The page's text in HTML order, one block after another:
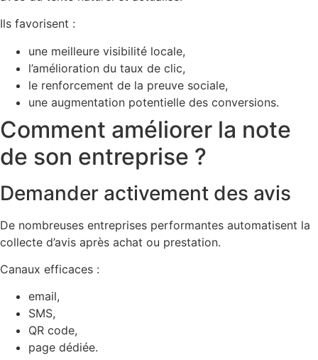
Ils favorisent :
une meilleure visibilité locale,
l’amélioration du taux de clic,
le renforcement de la preuve sociale,
une augmentation potentielle des conversions.
Comment améliorer la note
de son entreprise ?
Demander activement des avis
De nombreuses entreprises performantes automatisent la
collecte d’avis après achat ou prestation.
Canaux efficaces :
email,
SMS,
QR code,
page dédiée.